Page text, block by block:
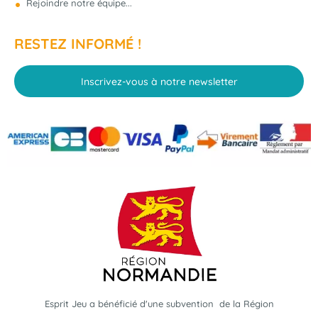
Rejoindre notre équipe...
RESTEZ INFORMÉ !
Inscrivez-vous à notre newsletter
Esprit Jeu a bénéficié d'une subvention de la Région